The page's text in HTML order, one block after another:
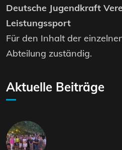
Deutsche Jugendkraft
Leistungssport
Für den Inhalt der
Abteilung zuständig.
Aktuelle Beiträge